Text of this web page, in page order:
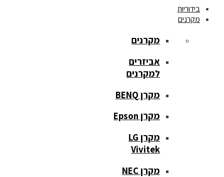
בידוריות
מקרנים
מקרנים
אביזרים
למקרנים
מקרן BENQ
מקרן Epson
מקרן LG
Vivitek
מקרן NEC